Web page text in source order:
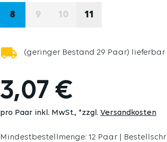
8 9 10 11
(geringer Bestand 29 Paar) lieferbar
3,07 €
pro Paar inkl. MwSt. *zzgl. Versandkosten
Mindestbestellmenge: 12 Paar |